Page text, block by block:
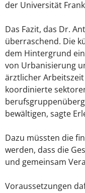
der Universität
Das Fazit, das Dr.
überraschend. Die
dem Hintergrund
von Urbanisierung
ärztlicher
koordinierte
bewältigen, sagte
Dazu müssten die
werden, dass die
und gemeinsam
Voraussetzungen